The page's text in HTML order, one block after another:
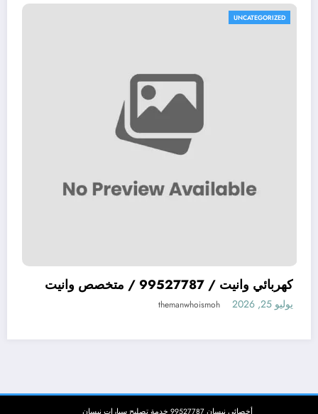
كهربائي وانيت / 99527787 / متخصص وانيت
ميكانيكي سيارات يابانية JAPAN افضل ميكيانيكي
الكويت